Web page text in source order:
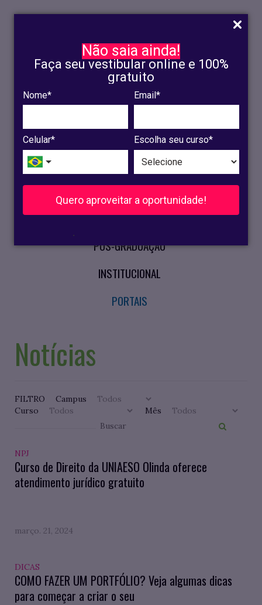
Não saia ainda!
Faça seu vestibular online e 100%
gratuito
Nome* Email*
Celular* Escolha seu curso*
Quero aproveitar a oportunidade!
.
INSCRIÇÃO
OLINDA
RECIFE
VESTIBULAR
CURSOS PRESENCIAIS
PÓS-GRADUAÇÃO
INSTITUCIONAL
PORTAIS
Notícias
FILTRO
Campus
Curso
Mês
NPJ
Curso de Direito da UNIAESO Olinda oferece
atendimento jurídico gratuito
março. 21, 2024
DICAS
COMO FAZER UM PORTFÓLIO? Veja algumas dicas
para começar a criar o seu